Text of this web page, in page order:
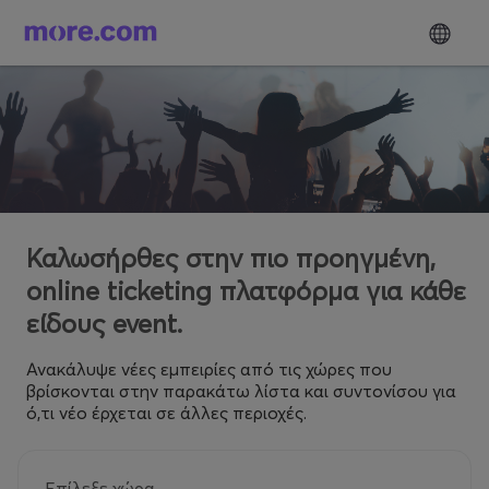
Καλωσήρθες στην πιο προηγμένη,
online ticketing πλατφόρμα για κάθε
είδους event.
Ανακάλυψε νέες εμπειρίες από τις χώρες που
βρίσκονται στην παρακάτω λίστα και συντονίσου για
ό,τι νέο έρχεται σε άλλες περιοχές.